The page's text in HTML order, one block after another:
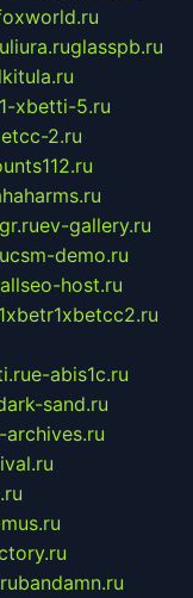
liura.ruglasspb.ru
xbetti-5.ru
2.ru
ev-gallery.ru
csm-demo.ru
allseo-host.ru
e-abis1c.ru
sand.ru
archives.ru
bandamn.ru